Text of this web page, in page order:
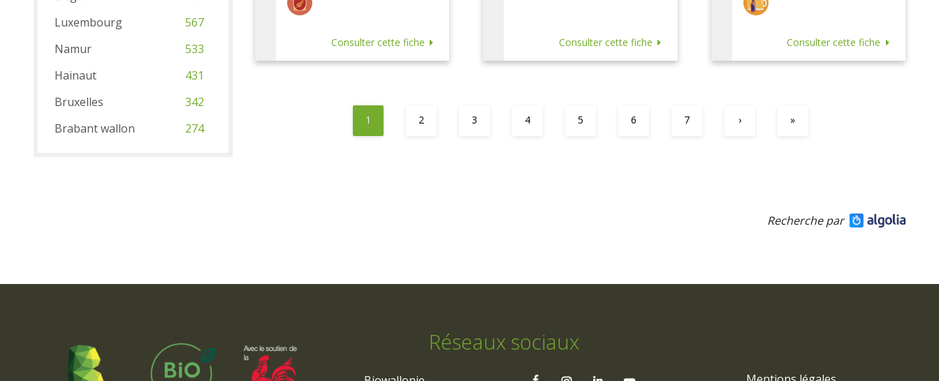
Consulter cette fiche Consulter cette fiche Consulter cette fiche
1 2 3 4 5 6 7 › »
Luxembourg
567
Namur
533
Hainaut
431
Bruxelles
342
Brabant wallon
274
Recherche par
Réseaux sociaux